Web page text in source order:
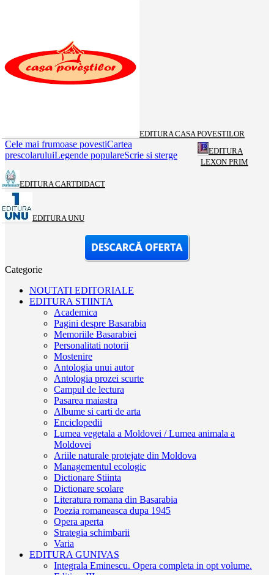
EDITURA CASA POVESTILOR
Cele mai frumoase povestiCartea
prescolaruluiLegende populareScrie si sterge
EDITURA
LEXON PRIM
EDITURA CARTDIDACT
EDITURA UNU
Categorie
NOUTATI EDITORIALE
EDITURA STIINTA
Academica
Pagini despre Basarabia
Memoriile Basarabiei
Personalitati notorii
Mostenire
Antologia unui autor
Antologia prozei scurte
Campul de lectura
Pasarea maiastra
Albume si carti de arta
Enciclopedii
Lumea vegetala a Moldovei / Lumea animala a
Moldovei
Ariile naturale protejate din Moldova
Managementul ecologic
Dictionare Stiinta
Dictionare scolare
Literatura romana din Basarabia
Poezia romaneasca dupa 1945
Opera aperta
Strategia schimbarii
Varia
EDITURA GUNIVAS
Integrala Eminescu. Opera completa in opt volume.